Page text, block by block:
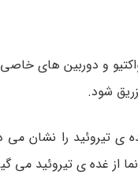
و دوربین های
شود.
ی تیروئید را نشان